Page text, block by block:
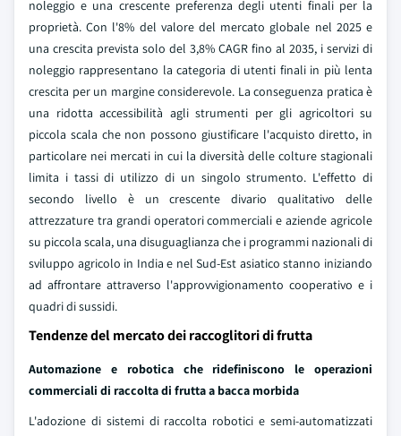
noleggio e una crescente preferenza degli utenti finali per la
proprietà. Con l'8% del valore del mercato globale nel 2025 e
una crescita prevista solo del 3,8% CAGR fino al 2035, i servizi di
noleggio rappresentano la categoria di utenti finali in più lenta
crescita per un margine considerevole. La conseguenza pratica è
una ridotta accessibilità agli strumenti per gli agricoltori su
piccola scala che non possono giustificare l'acquisto diretto, in
particolare nei mercati in cui la diversità delle colture stagionali
limita i tassi di utilizzo di un singolo strumento. L'effetto di
secondo livello è un crescente divario qualitativo delle
attrezzature tra grandi operatori commerciali e aziende agricole
su piccola scala, una disuguaglianza che i programmi nazionali di
sviluppo agricolo in India e nel Sud-Est asiatico stanno iniziando
ad affrontare attraverso l'approvvigionamento cooperativo e i
quadri di sussidi.
Tendenze del mercato dei raccoglitori di frutta
Automazione e robotica che ridefiniscono le operazioni
commerciali di raccolta di frutta a bacca morbida
L'adozione di sistemi di raccolta robotici e semi-automatizzati